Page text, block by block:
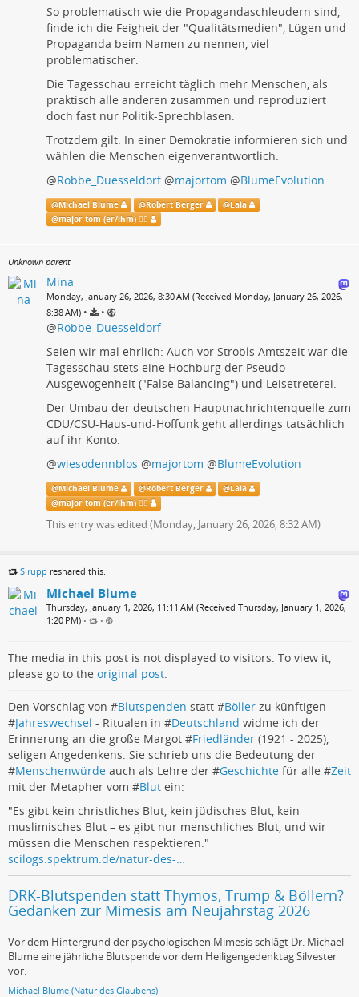
So problematisch wie die Propagandaschleudern sind,
finde ich die Feigheit der "Qualitätsmedien", Lügen und
Propaganda beim Namen zu nennen, viel
problematischer.
Die Tagesschau erreicht täglich mehr Menschen, als
praktisch alle anderen zusammen und reproduziert
doch fast nur Politik-Sprechblasen.
Trotzdem gilt: In einer Demokratie informieren sich und
wählen die Menschen eigenverantwortlich.
@Robbe_Duesseldorf @majortom @BlumeEvolution
@Michael Blume @Robert Berger @Lala
@major tom (er/ihm) 🏳️‍🌈
Unknown parent
Mina
Monday, January 26, 2026, 8:30 AM (Received Monday, January 26, 2026,
8:38 AM) • •
@Robbe_Duesseldorf
Seien wir mal ehrlich: Auch vor Strobls Amtszeit war die
Tagesschau stets eine Hochburg der Pseudo-
Ausgewogenheit ("False Balancing") und Leisetreterei.
Der Umbau der deutschen Hauptnachrichtenquelle zum
CDU/CSU-Haus-und-Hoffunk geht allerdings tatsächlich
auf ihr Konto.
@wiesodennblos @majortom @BlumeEvolution
@Michael Blume @Robert Berger @Lala
@major tom (er/ihm) 🏳️‍🌈
This entry was edited (Monday, January 26, 2026, 8:32 AM)
Sirupp reshared this.
Michael Blume
Thursday, January 1, 2026, 11:11 AM (Received Thursday, January 1, 2026,
1:20 PM) • •
The media in this post is not displayed to visitors. To view it,
please go to the original post.
Den Vorschlag von #Blutspenden statt #Böller zu künftigen
#Jahreswechsel - Ritualen in #Deutschland widme ich der
Erinnerung an die große Margot #Friedländer (1921 - 2025),
seligen Angedenkens. Sie schrieb uns die Bedeutung der
#Menschenwürde auch als Lehre der #Geschichte für alle #Zeit
mit der Metapher vom #Blut ein:
"Es gibt kein christliches Blut, kein jüdisches Blut, kein
muslimisches Blut – es gibt nur menschliches Blut, und wir
müssen die Menschen respektieren."
scilogs.spektrum.de/natur-des-…
DRK-Blutspenden statt Thymos, Trump & Böllern?
Gedanken zur Mimesis am Neujahrstag 2026
Vor dem Hintergrund der psychologischen Mimesis schlägt Dr. Michael
Blume eine jährliche Blutspende vor dem Heiligengedenktag Silvester
vor.
Michael Blume (Natur des Glaubens)